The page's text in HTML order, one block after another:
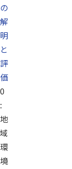
の
解
明
と
評
価
0
:
地
域
環
境